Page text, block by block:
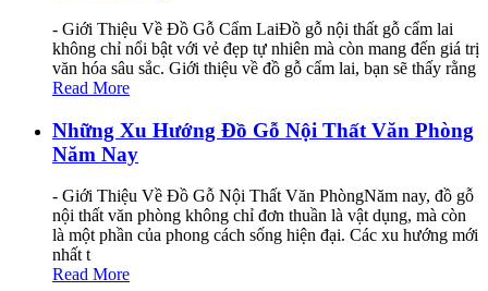
- Giới Thiệu Về Đồ Gỗ Cẩm LaiĐồ gỗ nội thất gỗ cẩm lai
không chỉ nổi bật với vẻ đẹp tự nhiên mà còn mang đến giá trị
văn hóa sâu sắc. Giới thiệu về đồ gỗ cẩm lai, bạn sẽ thấy rằng
Read More
Những Xu Hướng Đồ Gỗ Nội Thất Văn Phòng
Năm Nay
- Giới Thiệu Về Đồ Gỗ Nội Thất Văn PhòngNăm nay, đồ gỗ
nội thất văn phòng không chỉ đơn thuần là vật dụng, mà còn
là một phần của phong cách sống hiện đại. Các xu hướng mới
nhất t
Read More